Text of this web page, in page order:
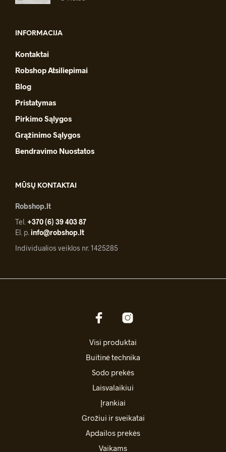
INFORMACIJA
Kontaktai
Robshop Atsiliepimai
Blog
Pristatymas
Pirkimo Sąlygos
Grąžinimo Sąlygos
Bendravimo Nuostatos
MŪSŲ KONTAKTAI
Robshop.lt
Tel. +370 (6) 39 403 87
El. p. info@robshop.lt
Individualios veiklos nr. 1425285
Visi produktai
Buitinė technika
Sodo prekės
Laisvalaikiui
Įrankiai
Grožiui ir sveikatai
Apdailos prekės
Vaikams